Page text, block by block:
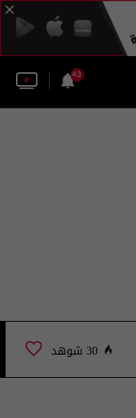
43
30 شوهد